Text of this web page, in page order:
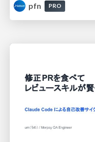
pfn
PRO